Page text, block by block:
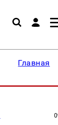
Главная